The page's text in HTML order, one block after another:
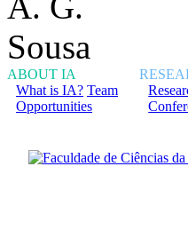
ABOUT IA
What is IA? Team
Opportunities